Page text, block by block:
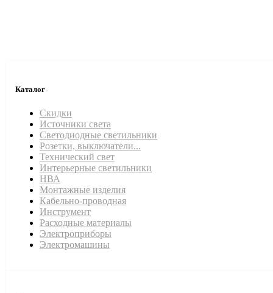
Каталог
Скидки
Источники света
Светодиодные светильники
Розетки, выключатели...
Технический свет
Интерьерные светильники
НВА
Монтажные изделия
Кабельно-проводная
Инструмент
Расходные материалы
Электроприборы
Электромашины